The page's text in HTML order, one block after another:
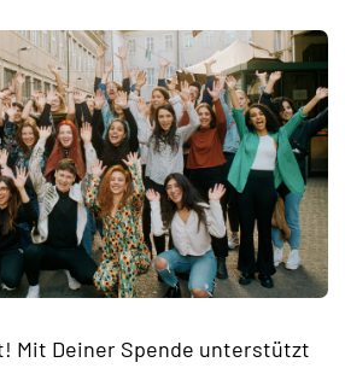
Mit Deiner Spende unterstützt